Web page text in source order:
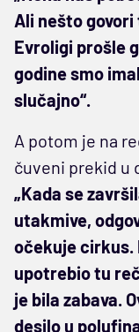
Ali nešto
Evroligi prošle
godine smo
slučajno“.
A potom je na
čuveni prekid u
„Kada se
utakmive,
očekuje cirkus.
upotrebio tu
je bila zabava.
desilo u